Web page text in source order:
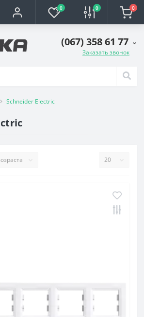
0 0 0
(067) 358 61 77
Заказать звонок
Schneider Electric